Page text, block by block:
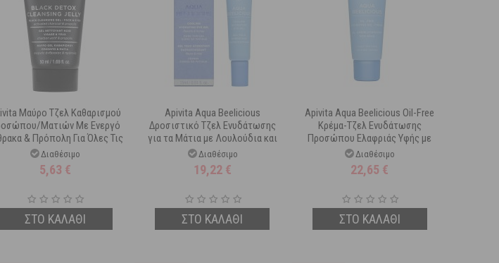
Μαύρο Τζελ Καθαρισμού
Ματιών Με Ενεργό
& Πρόπολη Για Όλες Τις
Επιδερμίδες 50ml
Διαθέσιμο
5,63 €
ΣΤΟ ΚΑΛΑΘΙ
Apivita Aqua Beelicious
Δροσιστικό Τζελ Ενυδάτωσης
για τα Μάτια με Λουλούδια και
Μέλι 15 ml
Διαθέσιμο
19,22 €
ΣΤΟ ΚΑΛΑΘΙ
Apivita Aqua Beelicious Oil-Free
Κρέμα-Τζελ Ενυδάτωσης
Προσώπου Ελαφριάς Υφής με
Λουλούδια και Μέλι 40 ml
Διαθέσιμο
22,65 €
ΣΤΟ ΚΑΛΑΘΙ